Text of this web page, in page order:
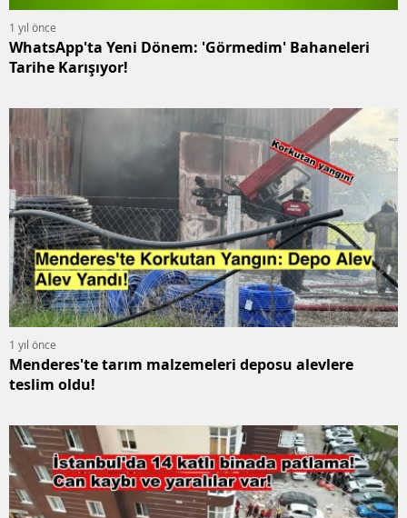
1 yıl önce
WhatsApp'ta Yeni Dönem: 'Görmedim' Bahaneleri
Tarihe Karışıyor!
1 yıl önce
Menderes'te tarım malzemeleri deposu alevlere
teslim oldu!